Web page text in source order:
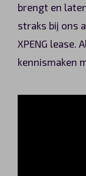
brengt en
straks bij ons
XPENG lease.
kennismaken
Vragen?